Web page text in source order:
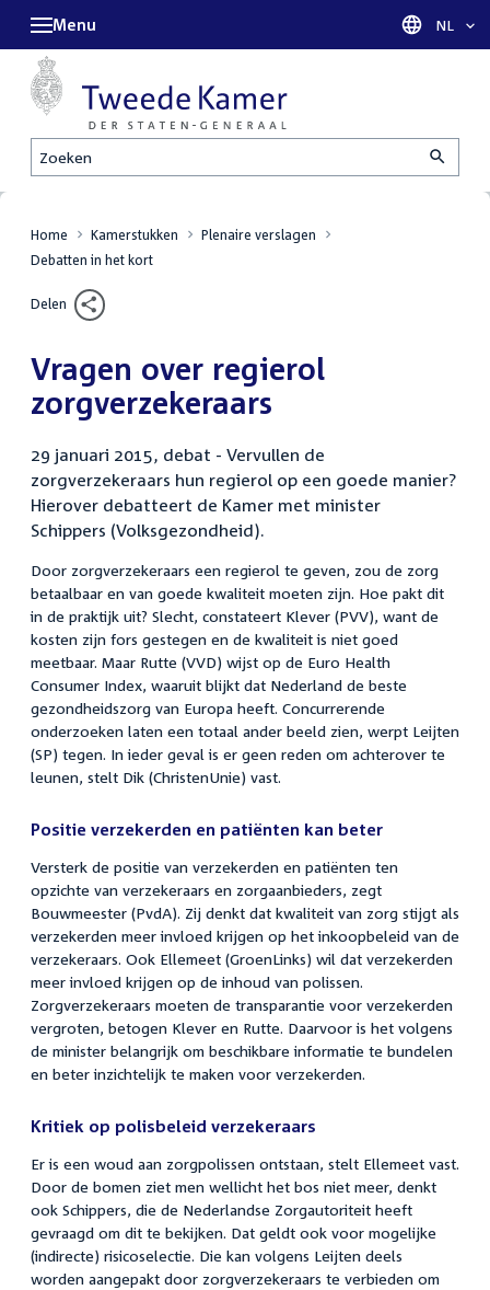
Zoeken
Menu Taal
NL
Home Kamerstukken
Plenaire verslagen
Debatten in het kort
Delen
Vragen over regierol
zorgverzekeraars
29 januari 2015, debat - Vervullen de
zorgverzekeraars hun regierol op een goede manier?
Hierover debatteert de Kamer met minister
Schippers (Volksgezondheid).
Door zorgverzekeraars een regierol te geven, zou de zorg
betaalbaar en van goede kwaliteit moeten zijn. Hoe pakt dit
in de praktijk uit? Slecht, constateert Klever (PVV), want de
kosten zijn fors gestegen en de kwaliteit is niet goed
meetbaar. Maar Rutte (VVD) wijst op de Euro Health
Consumer Index, waaruit blijkt dat Nederland de beste
gezondheidszorg van Europa heeft. Concurrerende
onderzoeken laten een totaal ander beeld zien, werpt Leijten
(SP) tegen. In ieder geval is er geen reden om achterover te
leunen, stelt Dik (ChristenUnie) vast.
Positie verzekerden en patiënten kan beter
Versterk de positie van verzekerden en patiënten ten
opzichte van verzekeraars en zorgaanbieders, zegt
Bouwmeester (PvdA). Zij denkt dat kwaliteit van zorg stijgt als
verzekerden meer invloed krijgen op het inkoopbeleid van de
verzekeraars. Ook Ellemeet (GroenLinks) wil dat verzekerden
meer invloed krijgen op de inhoud van polissen.
Zorgverzekeraars moeten de transparantie voor verzekerden
vergroten, betogen Klever en Rutte. Daarvoor is het volgens
de minister belangrijk om beschikbare informatie te bundelen
en beter inzichtelijk te maken voor verzekerden.
Kritiek op polisbeleid verzekeraars
Er is een woud aan zorgpolissen ontstaan, stelt Ellemeet vast.
Door de bomen ziet men wellicht het bos niet meer, denkt
ook Schippers, die de Nederlandse Zorgautoriteit heeft
gevraagd om dit te bekijken. Dat geldt ook voor mogelijke
(indirecte) risicoselectie. Die kan volgens Leijten deels
worden aangepakt door zorgverzekeraars te verbieden om